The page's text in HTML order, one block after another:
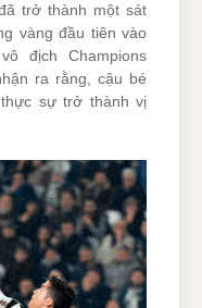
trở thành một sát
vàng đầu tiên vào
địch Champions
ra rằng, cậu bé
sự trở thành vị